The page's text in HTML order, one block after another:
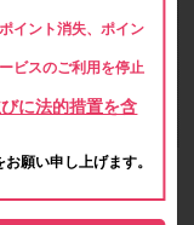
イント消失、ポイン
ビスのご利用を停止
に法的措置を含
願い申し上げます。